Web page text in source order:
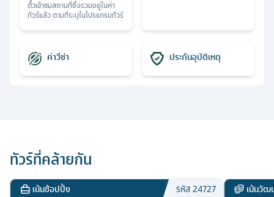
ตั๋วเข้าชมสถานที่ซึ่งรวมอยู่ในค่า
ทัวร์แล้ว ตามที่ระบุในโปรแกรมทัวร์
ค่าวีซ่า ประกันอุบัติเหตุ
ทัวร์ที่คล้ายกัน
เน้นช้อปปิ้ง รหัส24727 เน้นวัฒ